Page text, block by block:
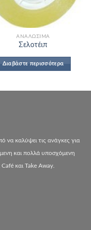
ΑΝΑΛΏΣΙΜΑ
Σελοτέιπ
Διαβάστε περισσότερα
να καλύψει τις ανάγκες για
και πολλά υποσχόμενη
και Take Away.